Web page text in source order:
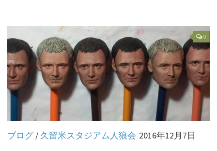
0
ブログ/ 久留米スタジアム人狼会 2016年12月7日